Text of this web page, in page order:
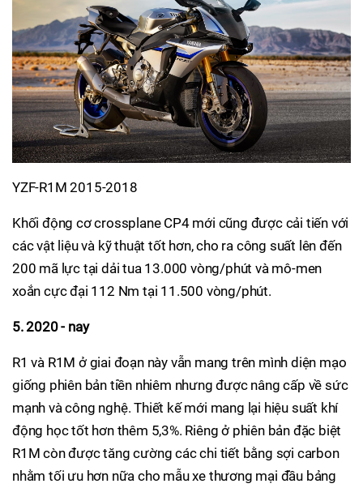
YZF-R1M 2015-2018
Khối động cơ crossplane CP4 mới cũng được cải tiến với
các vật liệu và kỹ thuật tốt hơn, cho ra công suất lên đến
200 mã lực tại dải tua 13.000 vòng/phút và mô-men
xoắn cực đại 112 Nm tại 11.500 vòng/phút.
5. 2020 - nay
R1 và R1M ở giai đoạn này vẫn mang trên mình diện mạo
giống phiên bản tiền nhiêm nhưng được nâng cấp về sức
mạnh và công nghệ. Thiết kế mới mang lại hiệu suất khí
động học tốt hơn thêm 5,3%. Riêng ở phiên bản đặc biệt
R1M còn được tăng cường các chi tiết bằng sợi carbon
nhằm tối ưu hơn nữa cho mẫu xe thương mại đầu bảng